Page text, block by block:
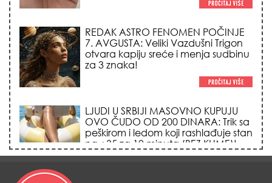
REDAK ASTRO FENOMEN POČINJE
7. AVGUSTA: Veliki Vazdušni Trigon
otvara kapiju sreće i menja sudbinu
za 3 znaka!
LJUDI U SRBIJI MASOVNO KUPUJU
OVO ČUDO OD 200 DINARA: Trik sa
peškirom i ledom koji rashlađuje stan
na +35 za 10 minuta (BEZ KLIME)!